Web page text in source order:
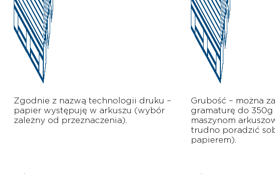
Zgodnie z nazwą technologii druku –
papier występuję w arkuszu (wybór
zależny od przeznaczenia).
Grubość – można
gramaturę do
maszynom
trudno poradzić
papierem).